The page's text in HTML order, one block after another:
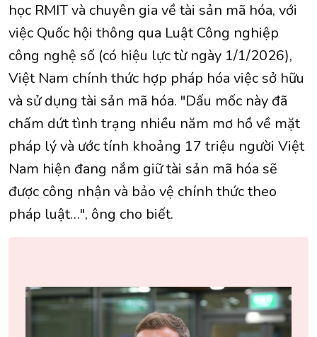
học RMIT và chuyên gia về tài sản mã hóa, với
việc Quốc hội thông qua Luật Công nghiệp
công nghệ số (có hiệu lực từ ngày 1/1/2026),
Việt Nam chính thức hợp pháp hóa việc sở hữu
và sử dụng tài sản mã hóa. "Dấu mốc này đã
chấm dứt tình trạng nhiều năm mơ hồ về mặt
pháp lý và ước tính khoảng 17 triệu người Việt
Nam hiện đang nắm giữ tài sản mã hóa sẽ
được công nhận và bảo vệ chính thức theo
pháp luật…", ông cho biết.